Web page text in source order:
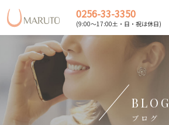
0256-33-3350
(9:00～17:00土・日・祝は休日)
BLOG
ブログ